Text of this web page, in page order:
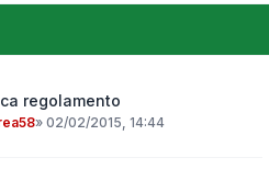
regolamento
» 02/02/2015, 14:44